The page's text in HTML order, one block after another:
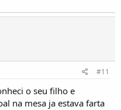
#11
o seu filho e
na mesa ja estava farta